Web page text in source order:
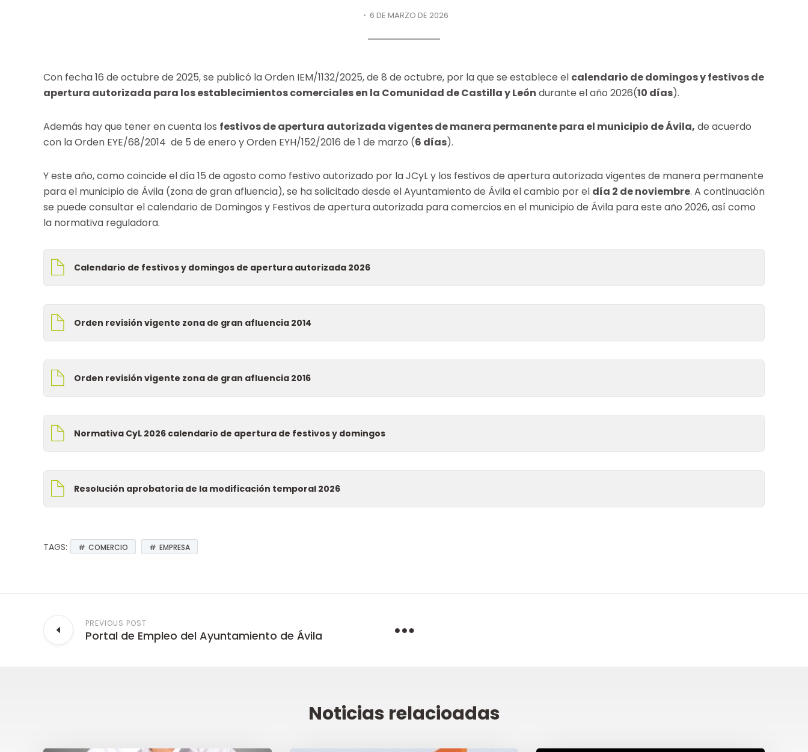
6 DE MARZO DE 2026
Con fecha 16 de octubre de 2025, se publicó la Orden IEM/1132/2025, de 8 de octubre, por la que se establece el calendario de domingos y festivos de
apertura autorizada para los establecimientos comerciales en la Comunidad de Castilla y León durante el año 2026(10 días).
Además hay que tener en cuenta los festivos de apertura autorizada vigentes de manera permanente para el municipio de Ávila, de acuerdo
con la Orden EYE/68/2014 de 5 de enero y Orden EYH/152/2016 de 1 de marzo (6 días).
Y este año, como coincide el día 15 de agosto como festivo autorizado por la JCyL y los festivos de apertura autorizada vigentes de manera permanente
para el municipio de Ávila (zona de gran afluencia), se ha solicitado desde el Ayuntamiento de Ávila el cambio por el día 2 de noviembre. A continuación
se puede consultar el calendario de Domingos y Festivos de apertura autorizada para comercios en el municipio de Ávila para este año 2026, así como
la normativa reguladora.
Calendario de festivos y domingos de apertura autorizada 2026
Orden revisión vigente zona de gran afluencia 2014
Orden revisión vigente zona de gran afluencia 2016
Normativa CyL 2026 calendario de apertura de festivos y domingos
Resolución aprobatoria de la modificación temporal 2026
TAGS: COMERCIO EMPRESA
PREVIOUS POST
Portal de Empleo del Ayuntamiento de Ávila
Noticias relacioadas